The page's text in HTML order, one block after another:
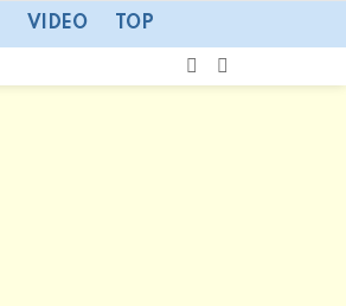
VIDEO TOP
SWITCH
SKIN